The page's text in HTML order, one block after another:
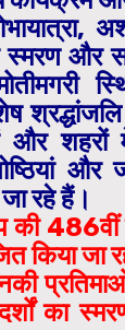
स्मरण और
और
रहे हैं।
की
किया जा
का